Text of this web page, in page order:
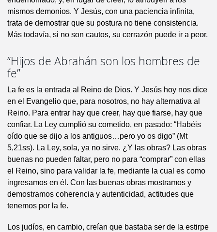
mismos demonios. Y Jesús, con una paciencia infinita,
trata de demostrar que su postura no tiene consistencia.
Más todavía, si no son cautos, su cerrazón puede ir a peor.
“Hijos de Abrahán son los hombres de
fe”
La fe es la entrada al Reino de Dios. Y Jesús hoy nos dice
en el Evangelio que, para nosotros, no hay alternativa al
Reino. Para entrar hay que creer, hay que fiarse, hay que
confiar. La Ley cumplió su cometido, en pasado: “Habéis
oído que se dijo a los antiguos…pero yo os digo” (Mt
5,21ss). La Ley, sola, ya no sirve. ¿Y las obras? Las obras
buenas no pueden faltar, pero no para “comprar” con ellas
el Reino, sino para validar la fe, mediante la cual es como
ingresamos en él. Con las buenas obras mostramos y
demostramos coherencia y autenticidad, actitudes que
tenemos por la fe.
Los judíos, en cambio, creían que bastaba ser de la estirpe